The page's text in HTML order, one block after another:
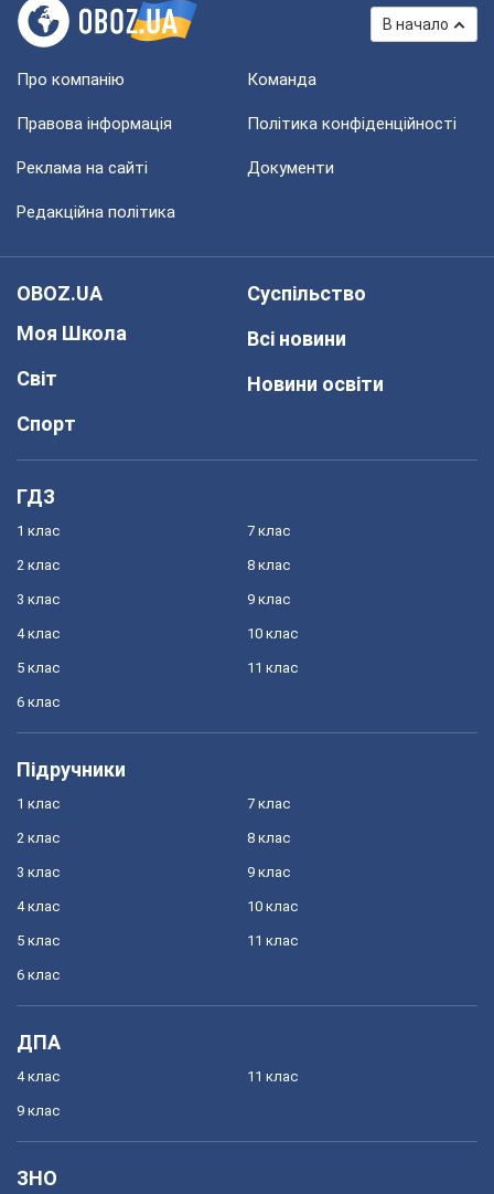
В начало
Про компанію Команда
Правова інформація Політика конфіденційності
Реклама на сайті Документи
Редакційна політика
OBOZ.UA
Моя Школа
Світ
Спорт
Суспільство
Всі новини
Новини освіти
ГДЗ
1 клас
2 клас
3 клас
4 клас
5 клас
6 клас
7 клас
8 клас
9 клас
10 клас
11 клас
Підручники
1 клас
2 клас
3 клас
4 клас
5 клас
6 клас
7 клас
8 клас
9 клас
10 клас
11 клас
ДПА
4 клас
9 клас
11 клас
ЗНО